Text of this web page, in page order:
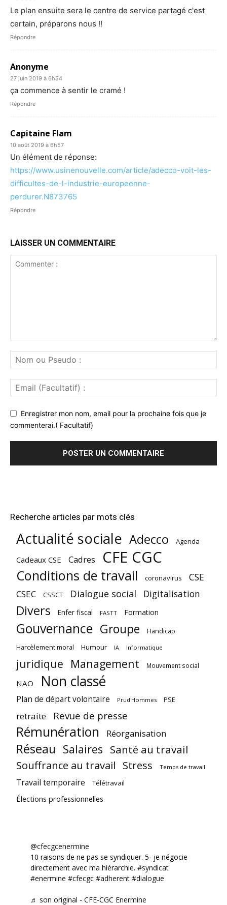
Le plan ensuite sera le centre de service partagé c'est
certain, préparons nous !!
Répondre
Anonyme
27 juin 2019 à 6h54
ça commence à sentir le cramé !
Répondre
Capitaine Flam
10 août 2019 à 6h57
Un élément de réponse:
https://www.usinenouvelle.com/article/adecco-voit-les-
difficultes-de-l-industrie-europeenne-
perdurer.N873765
Répondre
LAISSER UN COMMENTAIRE
Enregistrer mon nom, email pour la prochaine fois que je
commenterai.( Facultatif)
Recherche articles par mots clés
Actualité sociale Adecco Agenda
Cadeaux CSE Cadres CFE CGC
Conditions de travail coronavirus CSE
CSEC CSSCT Dialogue social Digitalisation
Divers Enfer fiscal FASTT Formation
Gouvernance Groupe Handicap
Harcèlement moral Humour IA Informatique
juridique Management Mouvement social
NAO Non classé
Plan de départ volontaire Prud'Hommes PSE
retraite Revue de presse
Rémunération Réorganisation
Réseau Salaires Santé au travail
Souffrance au travail Stress Temps de travail
Travail temporaire Télétravail
Élections professionnelles
@cfecgcenermine
10 raisons de ne pas se syndiquer. 5- je négocie
directement avec ma hiérarchie. #syndicat
#enermine #cfecgc #adherent #dialogue
♬ son original - CFE-CGC Enermine